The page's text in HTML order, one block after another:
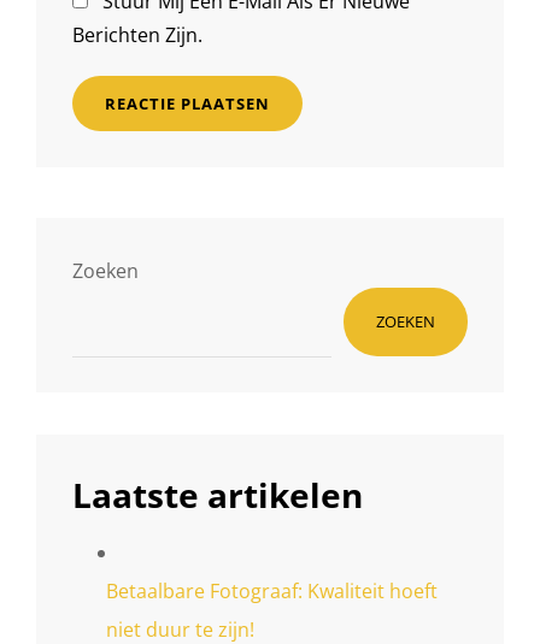
Berichten Zijn.
Zoeken
ZOEKEN
Laatste artikelen
Betaalbare Fotograaf: Kwaliteit hoeft
niet duur te zijn!